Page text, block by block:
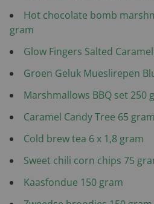
Hot chocolate bomb
gram
Glow Fingers Salted
Groen Geluk Mueslirepen
Marshmallows BBQ set 250
Caramel Candy Tree 65 gram
Cold brew tea 6 x 1,8 gram
Sweet chili corn chips 75
Kaasfondue 150 gram